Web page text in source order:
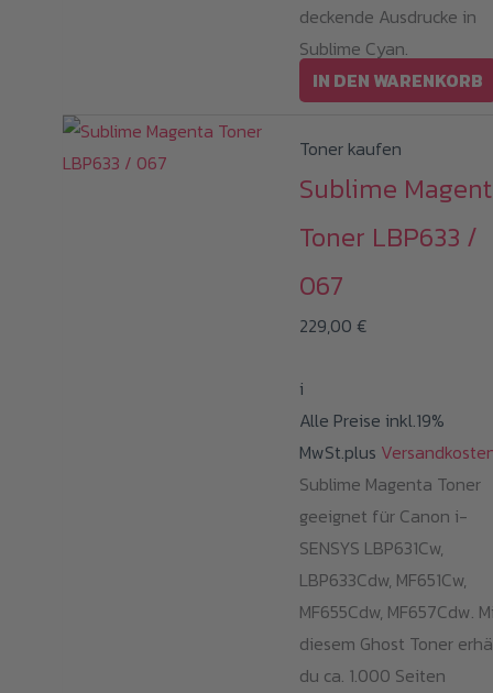
deckende Ausdrucke in
Sublime Cyan.
IN DEN WARENKORB
Toner kaufen
Sublime
Toner LBP633 /
067
229,00 €
i
Alle Preise inkl.19%
MwSt.plus
Sublime Magenta Toner
geeignet für Canon i-
SENSYS LBP631Cw,
LBP633Cdw, MF651Cw,
MF655Cdw, MF657Cdw.
diesem Ghost Toner
du ca. 1.000 Seiten